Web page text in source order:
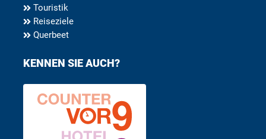
Touristik
Reiseziele
Querbeet
KENNEN SIE AUCH?